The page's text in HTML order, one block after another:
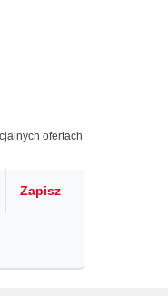
ofertach
Zapisz